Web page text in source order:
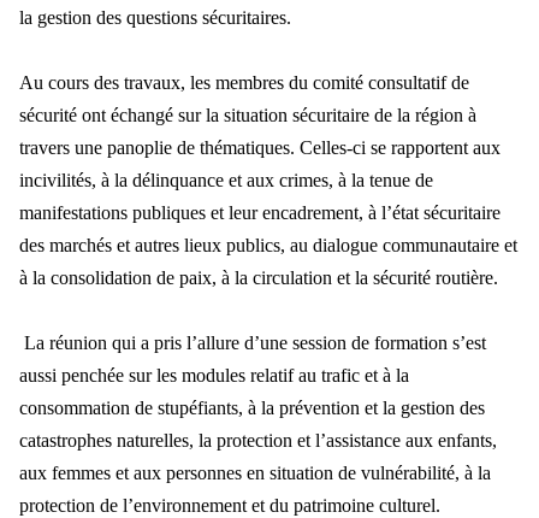
la gestion des questions sécuritaires.
Au cours des travaux, les membres du comité consultatif de
sécurité ont échangé sur la situation sécuritaire de la région à
travers une panoplie de thématiques. Celles-ci se rapportent aux
incivilités, à la délinquance et aux crimes, à la tenue de
manifestations publiques et leur encadrement, à l’état sécuritaire
des marchés et autres lieux publics, au dialogue communautaire et
à la consolidation de paix, à la circulation et la sécurité routière.
La réunion qui a pris l’allure d’une session de formation s’est
aussi penchée sur les modules relatif au trafic et à la
consommation de stupéfiants, à la prévention et la gestion des
catastrophes naturelles, la protection et l’assistance aux enfants,
aux femmes et aux personnes en situation de vulnérabilité, à la
protection de l’environnement et du patrimoine culturel.